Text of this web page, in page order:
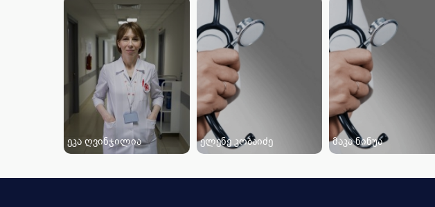
ეკა ღვინჯილია ელენე კობაიძე მაკა ნინუა